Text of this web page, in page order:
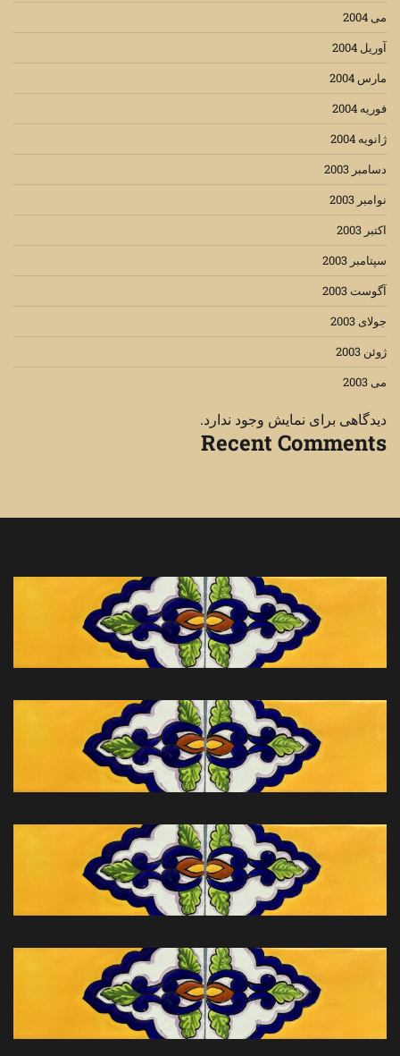
می 2004
آوریل 2004
مارس 2004
فوریه 2004
ژانویه 2004
دسامبر 2003
نوامبر 2003
اکتبر 2003
سپتامبر 2003
آگوست 2003
جولای 2003
ژوئن 2003
می 2003
دیدگاهی برای نمایش وجود ندارد.
Recent Comments